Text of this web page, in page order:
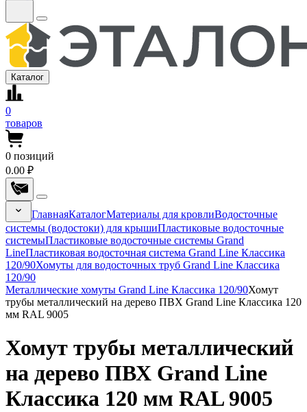
Каталог
0
товаров
0 позиций
0.00 ₽
ГлавнаяКаталогМатериалы для кровлиВодосточные
системы (водостоки) для крышиПластиковые водосточные
системыПластиковые водосточные системы Grand
LineПластиковая водосточная система Grand Line Классика
120/90Хомуты для водосточных труб Grand Line Классика
120/90
Металлические хомуты Grand Line Классика 120/90Хомут
трубы металлический на дерево ПВХ Grand Line Классика 120
мм RAL 9005
Хомут трубы металлический
на дерево ПВХ Grand Line
Классика 120 мм RAL 9005